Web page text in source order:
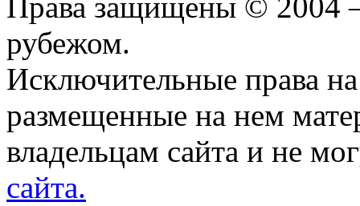
Права защищены © 2004
рубежом.
Исключительные права
размещенные на нем
владельцам сайта и не
сайта.